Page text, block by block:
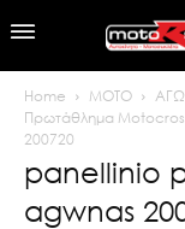
Home MOTO
Πρωτάθλημα
200720
panellinio
agwnas